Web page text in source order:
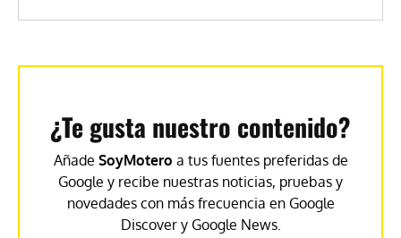
¿Te gusta nuestro contenido?
Añade SoyMotero a tus fuentes preferidas de
Google y recibe nuestras noticias, pruebas y
novedades con más frecuencia en Google
Discover y Google News.